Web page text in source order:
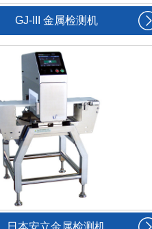
GJ-III 金属检测机
日本安立金属检测机